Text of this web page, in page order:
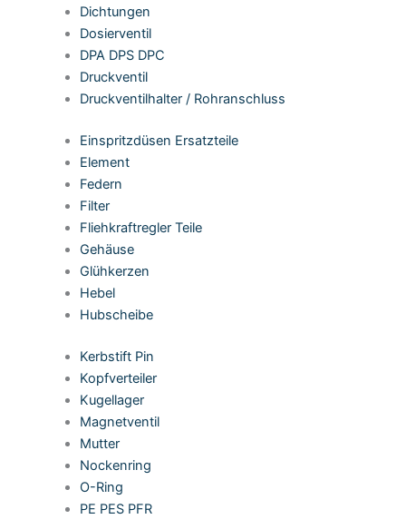
Dichtungen
Dosierventil
DPA DPS DPC
Druckventil
Druckventilhalter / Rohranschluss
Einspritzdüsen Ersatzteile
Element
Federn
Filter
Fliehkraftregler Teile
Gehäuse
Glühkerzen
Hebel
Hubscheibe
Kerbstift Pin
Kopfverteiler
Kugellager
Magnetventil
Mutter
Nockenring
O-Ring
PE PES PFR